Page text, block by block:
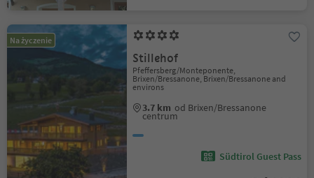
Na życzenie
Stillehof
Pfeffersberg/Monteponente,
Brixen/Bressanone, Brixen/Bressanone and
environs
3.7 km od Brixen/Bressanone
centrum
Südtirol Guest Pass